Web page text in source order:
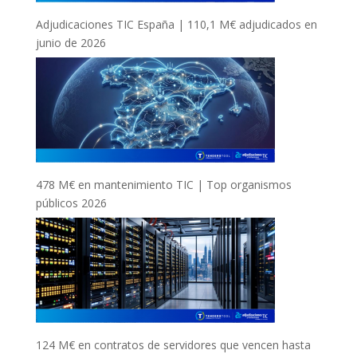
Adjudicaciones TIC España | 110,1 M€ adjudicados en
junio de 2026
478 M€ en mantenimiento TIC | Top organismos
públicos 2026
124 M€ en contratos de servidores que vencen hasta